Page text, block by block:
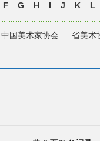
F G H I J K L
中国美术家协会 省美术